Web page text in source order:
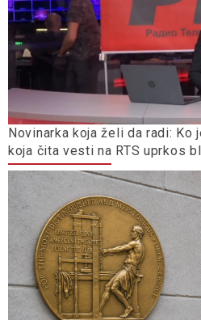
Novinarka koja želi da radi: Ko
koja čita vesti na RTS uprkos